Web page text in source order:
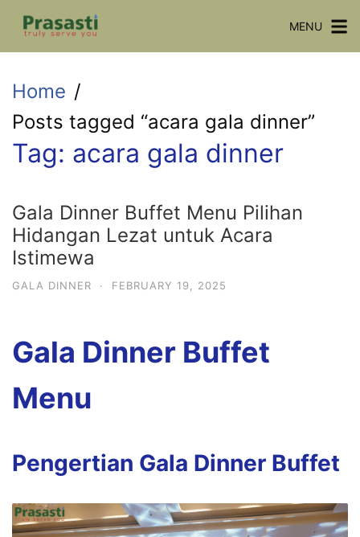
Skip
MENU
Home
Posts tagged “acara gala dinner”
Tag: acara gala dinner
Gala Dinner Buffet Menu Pilihan
Hidangan Lezat untuk Acara
Istimewa
GALA DINNER · FEBRUARY 19, 2025
Gala Dinner Buffet
Menu
Pengertian Gala Dinner Buffet